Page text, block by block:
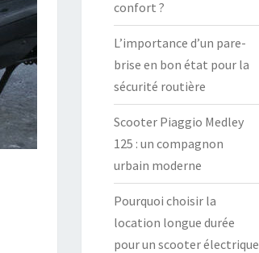
confort ?
L’importance d’un pare-
brise en bon état pour la
sécurité routière
Scooter Piaggio Medley
125 : un compagnon
urbain moderne
Pourquoi choisir la
location longue durée
pour un scooter électrique